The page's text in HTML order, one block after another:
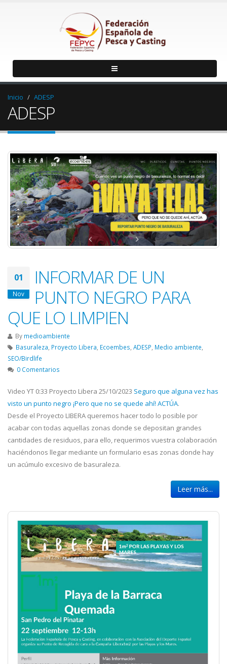
Inicio ADESP
ADESP
01
Nov
INFORMAR DE UN
PUNTO NEGRO PARA
QUE LO LIMPIEN
By medioambiente
Basuraleza, Proyecto Libera, Ecoembes, ADESP, Medio ambiente,
SEO/Birdlife
0 Comentarios
Video YT 0:33 Proyecto Libera 25/10/2023 Seguro que alguna vez has
visto un punto negro ¡Pero que no se quede ahí! ACTÚA.
Desde el Proyecto LIBERA queremos hacer todo lo posible por
acabar con todas aquellas zonas donde se depositan grandes
cantidades de residuos, para ello, requerimos vuestra colaboración
haciéndonos llegar mediante un formulario esas zonas donde hay
un acúmulo excesivo de basuraleza.
Leer más...